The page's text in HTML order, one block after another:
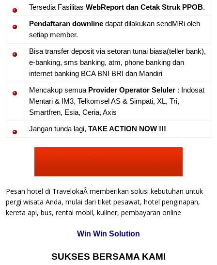
Tersedia Fasilitas WebReport dan Cetak Struk PPOB.
Pendaftaran downline dapat dilakukan sendMRi oleh
setiap member.
Bisa transfer deposit via setoran tunai biasa(teller bank),
e-banking, sms banking, atm, phone banking dan
internet banking BCA BNI BRI dan Mandiri
Mencakup semua Provider Operator Seluler : Indosat
Mentari & IM3, Telkomsel AS & Simpati, XL, Tri,
Smartfren, Esia, Ceria, Axis
Jangan tunda lagi, TAKE ACTION NOW !!!
Pesan hotel di TravelokaÂ memberikan solusi kebutuhan untuk
pergi wisata Anda, mulai dari tiket pesawat, hotel penginapan,
kereta api, bus, rental mobil, kuliner, pembayaran online
Win Win Solution
SUKSES BERSAMA KAMI